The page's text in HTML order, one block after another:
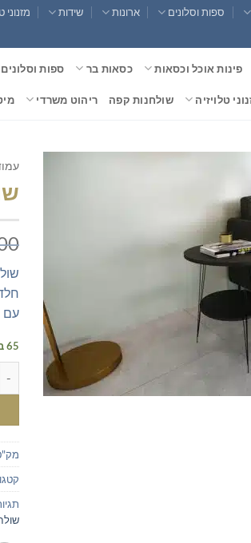
ספות וסלונים ארונות שידות מזנוני
פינות אוכל וכסאות כסאות בר ספות וסלונים
טלויזיה שולחנות קפה ריהוט משרדי
עם
65 במלאי